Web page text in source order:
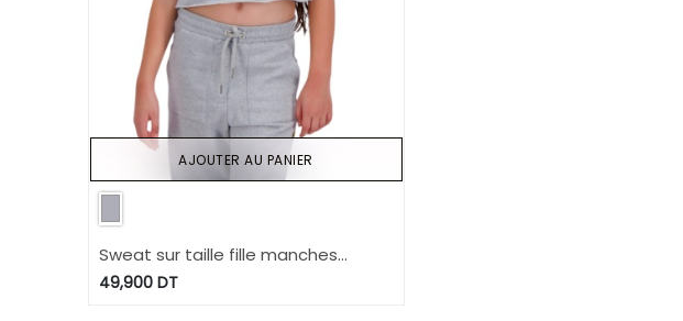
Sweat sur taille fille manches
courtes 9A3DA M3A LIBNET
49,900DT
AJOUTER AU PANIER